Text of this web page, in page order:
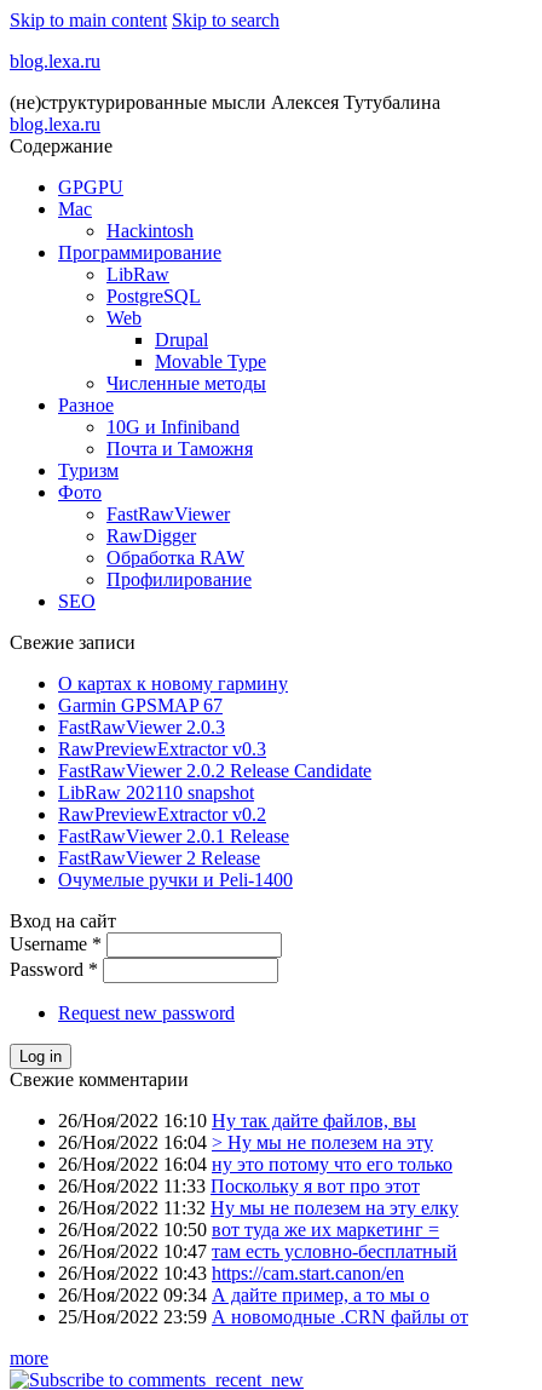
Skip to main content Skip to search
blog.lexa.ru
(не)структурированные мысли Алексея Тутубалина
blog.lexa.ru
Содержание
GPGPU
Mac
Hackintosh
Программирование
LibRaw
PostgreSQL
Web
Drupal
Movable Type
Численные методы
Разное
10G и Infiniband
Почта и Таможня
Туризм
Фото
FastRawViewer
RawDigger
Обработка RAW
Профилирование
SEO
Свежие записи
О картах к новому гармину
Garmin GPSMAP 67
FastRawViewer 2.0.3
RawPreviewExtractor v0.3
FastRawViewer 2.0.2 Release Candidate
LibRaw 202110 snapshot
RawPreviewExtractor v0.2
FastRawViewer 2.0.1 Release
FastRawViewer 2 Release
Очумелые ручки и Peli-1400
Вход на сайт
Username *
Password *
Request new password
Свежие комментарии
26/Ноя/2022 16:10 Ну так дайте файлов, вы
26/Ноя/2022 16:04 > Ну мы не полезем на эту
26/Ноя/2022 16:04 ну это потому что его только
26/Ноя/2022 11:33 Поскольку я вот про этот
26/Ноя/2022 11:32 Ну мы не полезем на эту елку
26/Ноя/2022 10:50 вот туда же их маркетинг =
26/Ноя/2022 10:47 там есть условно-бесплатный
26/Ноя/2022 10:43 https://cam.start.canon/en
26/Ноя/2022 09:34 А дайте пример, а то мы о
25/Ноя/2022 23:59 А новомодные .CRN файлы от
more